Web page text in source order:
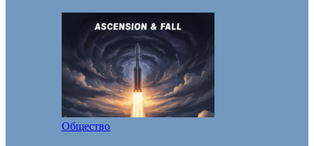
Общество